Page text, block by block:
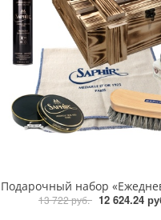
13 722 руб. 12 624.24